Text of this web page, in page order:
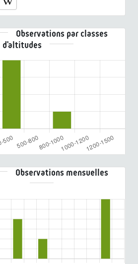
Observations par classes
d'altitudes
Observations mensuelles